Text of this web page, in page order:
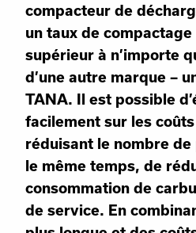
compacteur de
un taux de compactage
supérieur à n’importe
d’une autre marque –
TANA. Il est possible
facilement sur les
réduisant le nombre
le même temps, de
consommation de
de service. En